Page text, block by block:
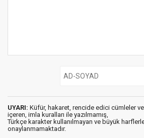
UYARI: Küfür, hakaret, rencide edici cümleler
içeren, imla kuralları ile yazılmamış,
Türkçe karakter kullanılmayan ve büyük
onaylanmamaktadır.